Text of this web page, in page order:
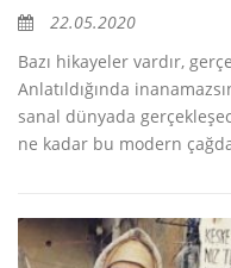
22.05.2020
Bazı hikayeler vardır,
Anlatıldığında
sanal dünyada
ne kadar bu modern